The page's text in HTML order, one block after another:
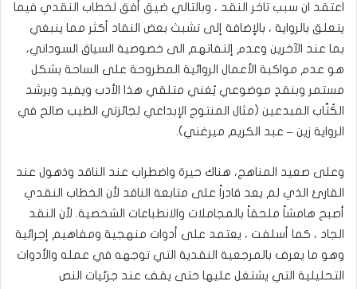
اعتقد ان سبب تاخر النقد ، وبالتالي ضيق أفق لخطاب النقدي فيما
يتعلق بالرواية ، بالإضافة إلى تشبث بعض النقاد أكثر مما ينبغي
بما عند الآخرين وعدم إلتفاتهم الى خصوصية السياق السوداني،
هو عدم مواكبة الأعمال الروائية المطروحة على الساحة بشكل
مستمر وبنقدٍ موضوعي يُغني متلقي هذا الأدب ويفيد ويرشد
الكُتَّاب المبدعين (مثال المنتوج الإبداعي لجائزتي الطيب صالح في
الرواية زين – عبد الكريم ميرغني).
وعلى صعيد المناهج، هناك حيرة واضطراب عند الناقد وذهول عند
القارئ الذي لم يعد قادراً على متابعة الناقد لأن الخطاب النقدي
أصبح هامشاً ملحقاً بالمجاملات والانطباعات الشخصية. لأن النقد
الجاد ، كما أسلفت ، يعتمد على أدوات منهجية ومفاهيم إجرائية
وهو ما يعرف بالمرجعية النقدية التي توجهه في عمله والأدوات
التحليلية التي يشتغل عليها حتى يقف عند جزئيات النص